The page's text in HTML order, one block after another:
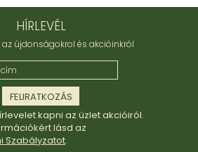
HÍRLEVÉL
az újdonságokrol és akcióinkról
kapni az üzlet akcióiról.
lásd az
Szabályzatot.